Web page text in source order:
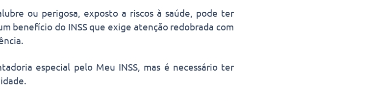
ou perigosa, exposto a riscos à saúde, pode ter
benefício do INSS que exige atenção redobrada com
especial pelo Meu INSS, mas é necessário ter